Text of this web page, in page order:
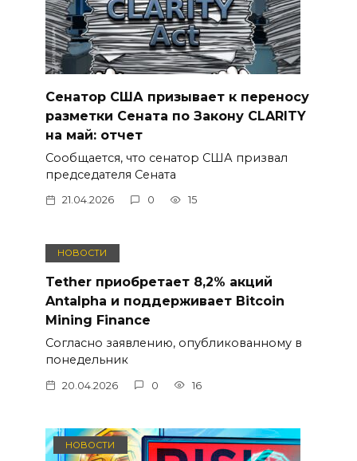
Сенатор США призывает к переносу
разметки Сената по Закону CLARITY
на май: отчет
Сообщается, что сенатор США призвал
председателя Сената
21.04.2026 0 15
НОВОСТИ
Tether приобретает 8,2% акций
Antalpha и поддерживает Bitcoin
Mining Finance
Согласно заявлению, опубликованному в
понедельник
20.04.2026 0 16
НОВОСТИ